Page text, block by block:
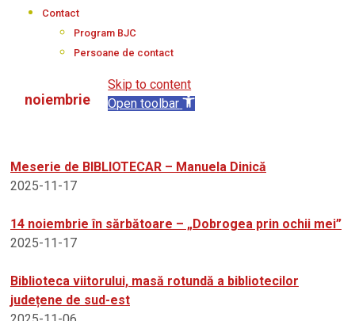
Contact
Program BJC
Persoane de contact
noiembrie
Meserie de BIBLIOTECAR – Manuela Dinică
2025-11-17
14 noiembrie în sărbătoare – „Dobrogea prin ochii mei”
2025-11-17
Biblioteca viitorului, masă rotundă a bibliotecilor
județene de sud-est
Skip to content
Open toolbar